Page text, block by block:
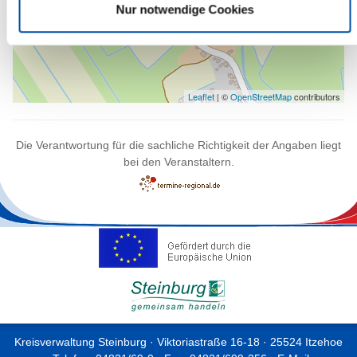
Nur notwendige Cookies
Leaflet | ©OpenStreetMapcontributors
Die Verantwortung für die sachliche Richtigkeit der Angaben liegt
bei den Veranstaltern.
Kreisverwaltung Steinburg · Viktoriastraße 16-18 · 25524 Itzehoe